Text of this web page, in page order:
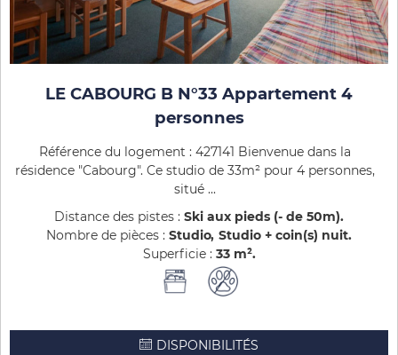
LE CABOURG B N°33 Appartement 4
personnes
Référence du logement : 427141 Bienvenue dans la
résidence "Cabourg". Ce studio de 33m² pour 4 personnes,
situé ...
Distance des pistes : Ski aux pieds (- de 50m)
Nombre de pièces : Studio Studio + coin(s) nuit
Superficie : 33 m²
DISPONIBILITÉS